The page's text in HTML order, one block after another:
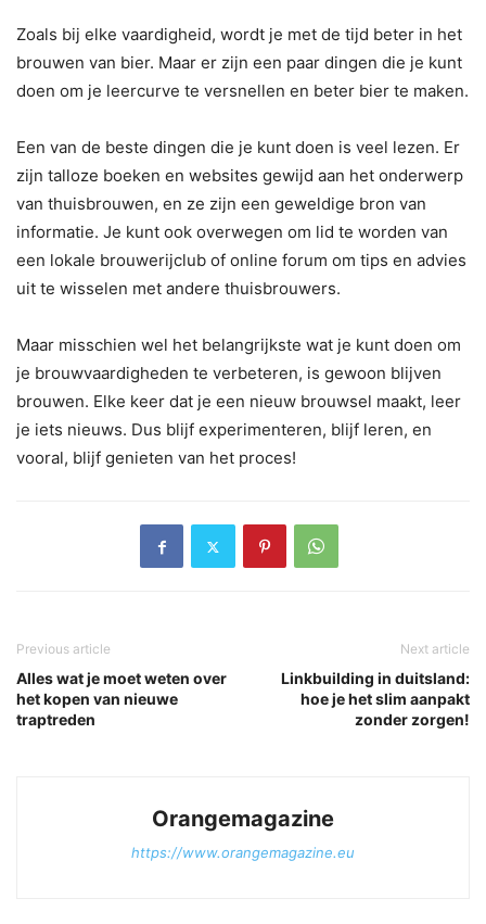
Zoals bij elke vaardigheid, wordt je met de tijd beter in het
brouwen van bier. Maar er zijn een paar dingen die je kunt
doen om je leercurve te versnellen en beter bier te maken.
Een van de beste dingen die je kunt doen is veel lezen. Er
zijn talloze boeken en websites gewijd aan het onderwerp
van thuisbrouwen, en ze zijn een geweldige bron van
informatie. Je kunt ook overwegen om lid te worden van
een lokale brouwerijclub of online forum om tips en advies
uit te wisselen met andere thuisbrouwers.
Maar misschien wel het belangrijkste wat je kunt doen om
je brouwvaardigheden te verbeteren, is gewoon blijven
brouwen. Elke keer dat je een nieuw brouwsel maakt, leer
je iets nieuws. Dus blijf experimenteren, blijf leren, en
vooral, blijf genieten van het proces!
Previous article
Alles wat je moet weten over
het kopen van nieuwe
traptreden
Next article
Linkbuilding in duitsland:
hoe je het slim aanpakt
zonder zorgen!
Orangemagazine
https://www.orangemagazine.eu